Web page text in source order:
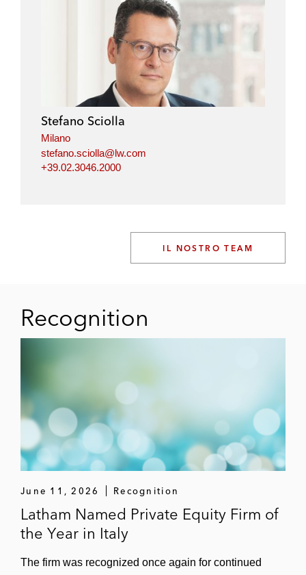
Stefano Sciolla
Milano
stefano.sciolla@lw.com
+39.02.3046.2000
IL NOSTRO TEAM
Recognition
June 11, 2026 Recognition
Latham Named Private Equity Firm of
the Year in Italy
The firm was recognized once again for continued